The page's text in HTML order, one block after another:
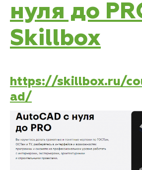
нуля до
Skillbox
https://skillbox.ru/
ad/